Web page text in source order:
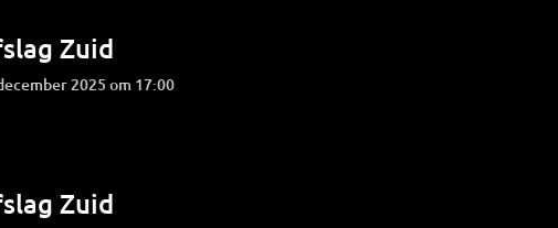
Zuid
december 2025 om 17:00
Zuid